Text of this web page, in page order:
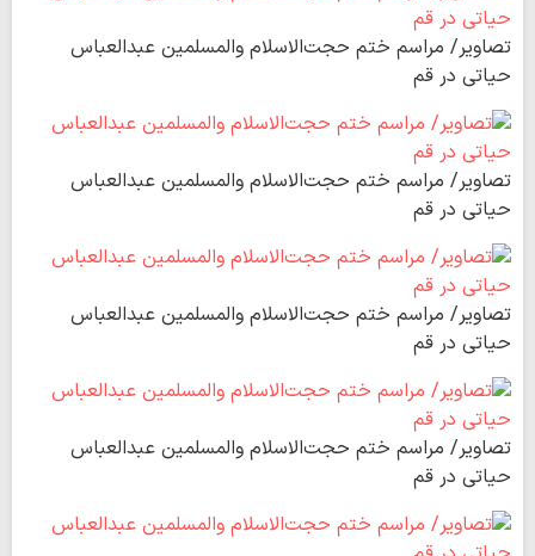
تصاویر/ مراسم ختم حجت‌الاسلام والمسلمین عبدالعباس
حیاتی در قم
تصاویر/ مراسم ختم حجت‌الاسلام والمسلمین عبدالعباس
حیاتی در قم
تصاویر/ مراسم ختم حجت‌الاسلام والمسلمین عبدالعباس
حیاتی در قم
تصاویر/ مراسم ختم حجت‌الاسلام والمسلمین عبدالعباس
حیاتی در قم